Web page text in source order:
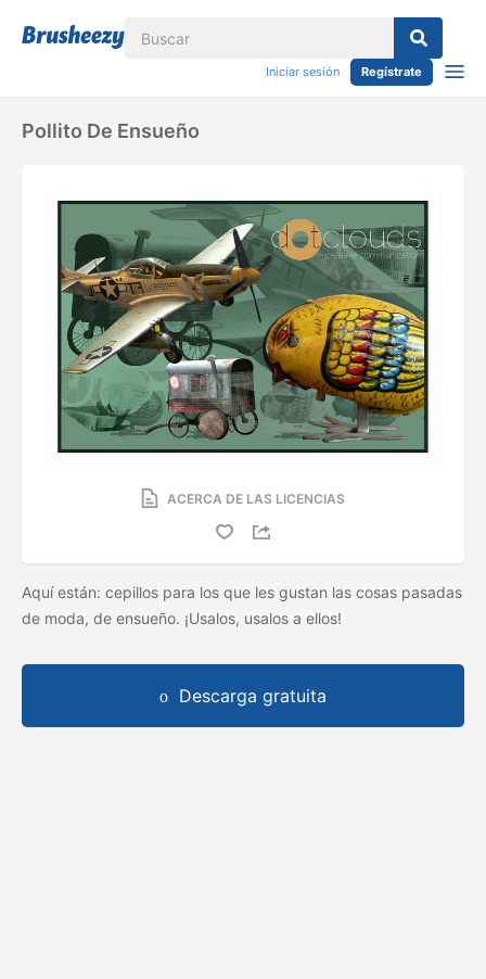
Iniciar sesión Regístrate
Pollito De Ensueño
ACERCA DE LAS LICENCIAS
Aquí están: cepillos para los que les gustan las cosas pasadas
de moda, de ensueño. ¡Usalos, usalos a ellos!
Descarga gratuita